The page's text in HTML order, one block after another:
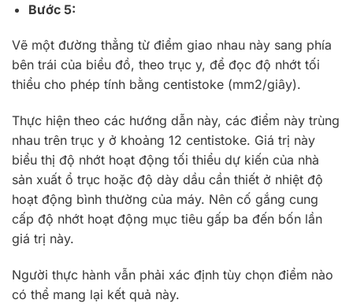
Bước 5:
Vẽ một đường thẳng từ điểm giao nhau này sang phía
bên trái của biểu đồ, theo trục y, để đọc độ nhớt tối
thiểu cho phép tính bằng centistoke (mm2/giây).
Thực hiện theo các hướng dẫn này, các điểm này trùng
nhau trên trục y ở khoảng 12 centistoke. Giá trị này
biểu thị độ nhớt hoạt động tối thiểu dự kiến ​​của nhà
sản xuất ổ trục hoặc độ dày dầu cần thiết ở nhiệt độ
hoạt động bình thường của máy. Nên cố gắng cung
cấp độ nhớt hoạt động mục tiêu gấp ba đến bốn lần
giá trị này.
Người thực hành vẫn phải xác định tùy chọn điểm nào
có thể mang lại kết quả này.